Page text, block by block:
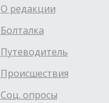
О редакции
Болталка
Путеводитель
Происшествия
Соц. опросы